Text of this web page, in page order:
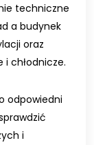
techniczne
a budynek
oraz
i chłodnicze.
odpowiedni
i